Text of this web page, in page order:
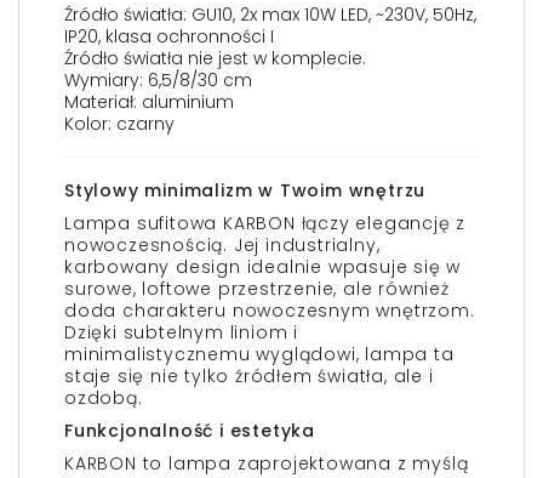
Źródło światła: GU10, 2x max 10W LED, ~230V, 50Hz,
IP20, klasa ochronności I
Źródło światła nie jest w komplecie.
Wymiary: 6,5/8/30 cm
Materiał: aluminium
Kolor: czarny
Stylowy minimalizm w Twoim wnętrzu
Lampa sufitowa KARBON łączy elegancję z
nowoczesnością. Jej industrialny,
karbowany design idealnie wpasuje się w
surowe, loftowe przestrzenie, ale również
doda charakteru nowoczesnym wnętrzom.
Dzięki subtelnym liniom i
minimalistycznemu wyglądowi, lampa ta
staje się nie tylko źródłem światła, ale i
ozdobą.
Funkcjonalność i estetyka
KARBON to lampa zaprojektowana z myślą